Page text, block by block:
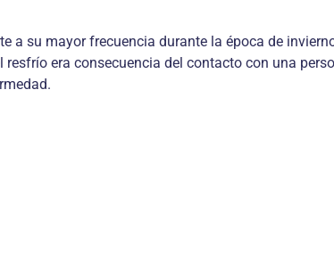
su mayor frecuencia durante la época de
era consecuencia del contacto con una